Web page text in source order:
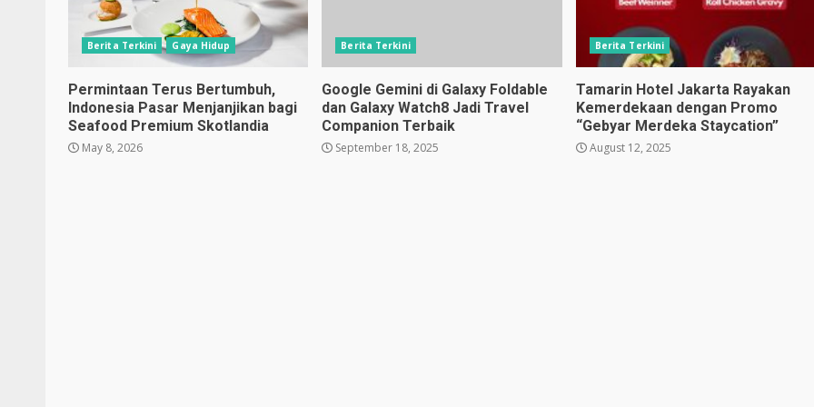
Berita Terkini Gaya Hidup
Permintaan Terus Bertumbuh,
Indonesia Pasar Menjanjikan bagi
Seafood Premium Skotlandia
May 8, 2026
Berita Terkini
Google Gemini di Galaxy Foldable
dan Galaxy Watch8 Jadi Travel
Companion Terbaik
September 18, 2025
Berita Terkini
Tamarin Hotel Jakarta Rayakan
Kemerdekaan dengan Promo
“Gebyar Merdeka Staycation”
August 12, 2025